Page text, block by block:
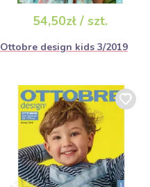
54,50zł / szt.
Ottobre design kids 3/2019